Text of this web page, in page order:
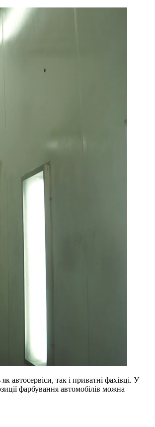
автосервіси, так і приватні фахівці. У
фарбування автомобілів можна